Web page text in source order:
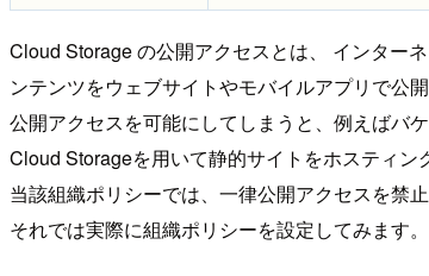
Cloud Storage の公開アクセスとは、 インター
ンテンツをウェブサイトやモバイルアプリで公
公開アクセスを可能にしてしまうと、例えばバ
Cloud Storageを用いて静的サイトをホスティン
当該組織ポリシーでは、一律公開アクセスを禁
それでは実際に組織ポリシーを設定してみます。